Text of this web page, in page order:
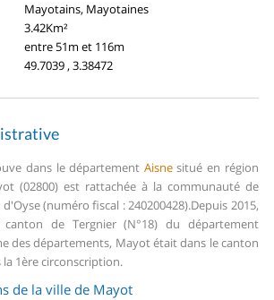
Mayotains, Mayotaines
3.42Km²
entre 51m et 116m
49.7039 , 3.38472
dans le département Aisnesitué en région
(02800) est rattachée à la communauté de
(numéro fiscal : 240200428).Depuis 2015,
de Tergnier (N°18) du département
des départements, Mayot était dans le canton
la 1ère circonscription.
de la ville de Mayot